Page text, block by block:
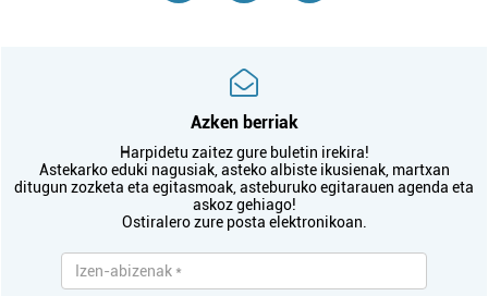
Azken berriak
Harpidetu zaitez gure buletin irekira!
Astekarko eduki nagusiak, asteko albiste ikusienak, martxan
ditugun zozketa eta egitasmoak, asteburuko egitarauen agenda eta
askoz gehiago!
Ostiralero zure posta elektronikoan.